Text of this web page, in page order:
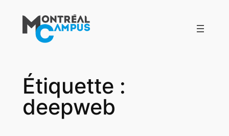
contenu
Étiquette :
deepweb